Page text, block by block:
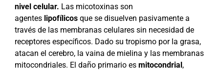
nivel celular. Las micotoxinas son
agentes lipofílicosque se disuelven pasivamente a
través de las membranas celulares sin necesidad de
receptores específicos. Dado su tropismo por la grasa,
atacan el cerebro, la vaina de mielina y las membranas
mitocondriales. El daño primario es mitocondrial,